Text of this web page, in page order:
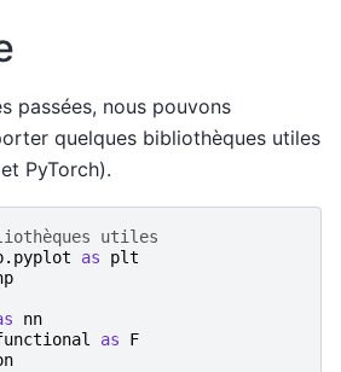
passées, nous pouvons
quelques bibliothèques utiles
PyTorch).
utiles
as
plt
nn
as
F